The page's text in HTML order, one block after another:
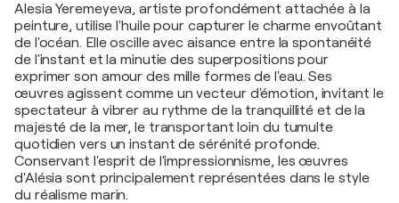
Alesia Yeremeyeva, artiste profondément attachée à la
peinture, utilise l'huile pour capturer le charme envoûtant
de l'océan. Elle oscille avec aisance entre la spontanéité
de l'instant et la minutie des superpositions pour
exprimer son amour des mille formes de l'eau. Ses
œuvres agissent comme un vecteur d'émotion, invitant le
spectateur à vibrer au rythme de la tranquillité et de la
majesté de la mer, le transportant loin du tumulte
quotidien vers un instant de sérénité profonde.
Conservant l'esprit de l'impressionnisme, les œuvres
d'Alésia sont principalement représentées dans le style
du réalisme marin.